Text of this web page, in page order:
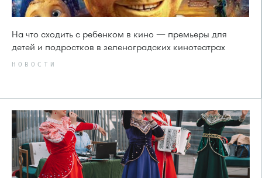
На что сходить с ребенком в кино — премьеры для
детей и подростков в зеленоградских кинотеатрах
НОВОСТИ